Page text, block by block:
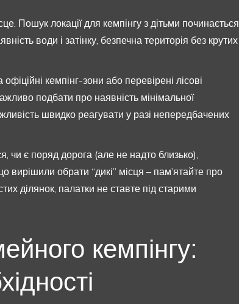
Пошук локації для кемпінгу з дітьми починається
води і затінку, безпечна територія без крутих
кемпінг-зони або перевірені лісові
подбати про наявність мінімальної
швидко реагувати у разі непередбачених
чи є поряд дорога (але не надто близько),
вирішили обрати “дикі” місця – пам’ятайте про
ділянок, палатки не ставте під старими
кемпінгу: